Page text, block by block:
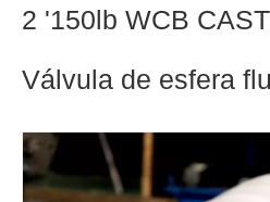
2 '150lb WCB
Válvula de esfera